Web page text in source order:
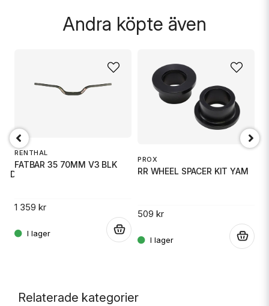
Andra köpte även
CB50
RENTHAL
FATBAR 35 70MM V3 BLK
1 359 kr
PROX
RR WHEEL SPACER KIT YAM
509 kr
Relaterade kategorier